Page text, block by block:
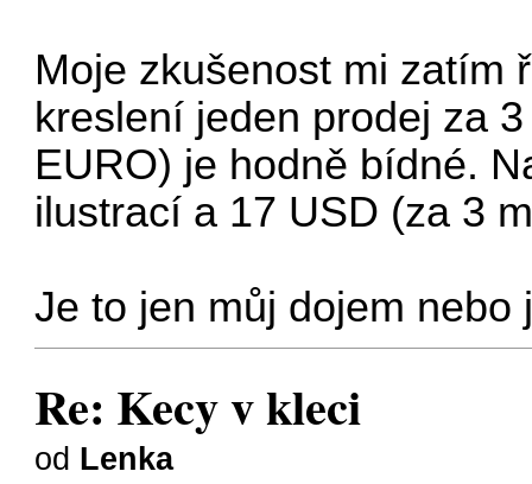
Moje zkušenost mi zatím
kreslení jeden prodej za
EURO) je hodně bídné.
ilustrací a 17 USD (za 3
Je to jen můj dojem nebo
Re: Kecy v kleci
od Lenka